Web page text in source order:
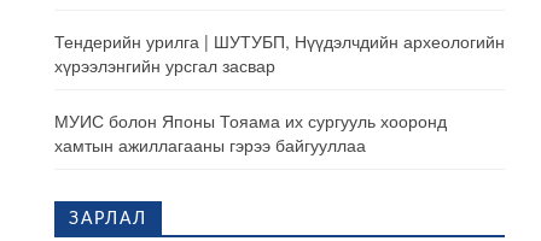
Тендерийн урилга | ШУТУБП, Нүүдэлчдийн археологийн
хүрээлэнгийн урсгал засвар
МУИС болон Японы Тояама их сургууль хооронд
хамтын ажиллагааны гэрээ байгууллаа
ЗАРЛАЛ